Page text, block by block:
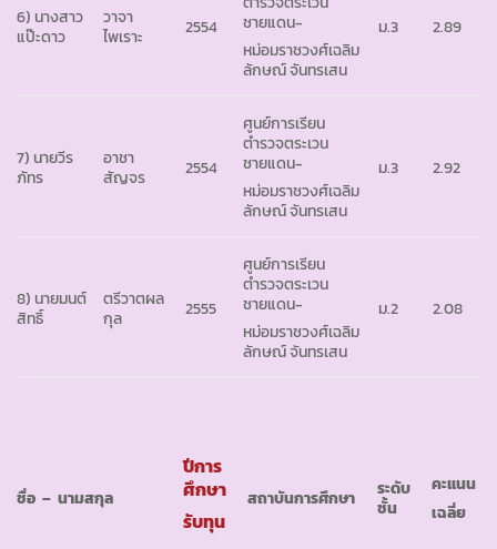
6) นางสาว
แป๊ะดาว
วาจา
ไพเราะ
2554
ชายแดน-
หม่อมราชวงศ์เฉลิม
ลักษณ์ จันทรเสน
ม.3 2.89
7) นายวีร
ภัทร
อาชา
สัญจร
2554
ศูนย์การเรียน
ตำรวจตระเวน
ชายแดน-
หม่อมราชวงศ์เฉลิม
ลักษณ์ จันทรเสน
ม.3 2.92
8) นายมนต์
สิทธิ์
ตรีวาตผล
กุล
2555
ศูนย์การเรียน
ตำรวจตระเวน
ชายแดน-
หม่อมราชวงศ์เฉลิม
ลักษณ์ จันทรเสน
ม.2 2.08
ชื่อ – นามสกุล
ปีการ
ศึกษา
รับทุน
สถาบันการศึกษา
ระดับ
ชั้น
คะแนน
เฉลี่ย